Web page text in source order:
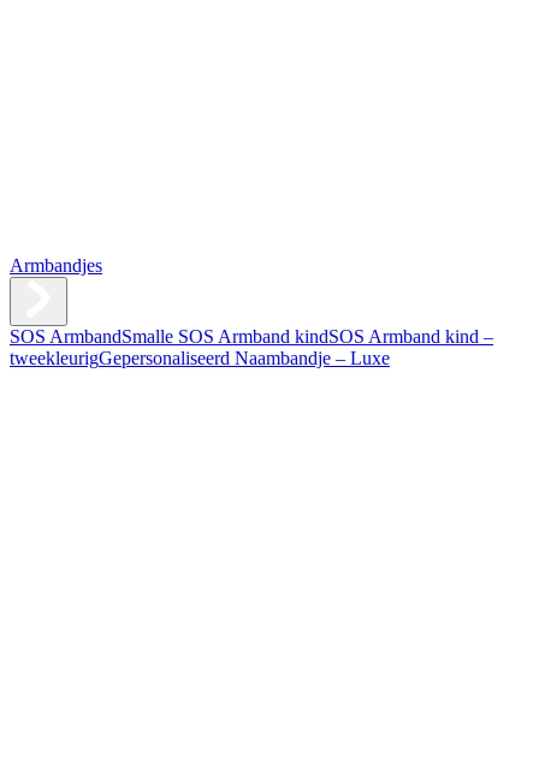
Armbandjes
SOS ArmbandSmalle SOS Armband kindSOS Armband kind –
tweekleurigGepersonaliseerd Naambandje – Luxe